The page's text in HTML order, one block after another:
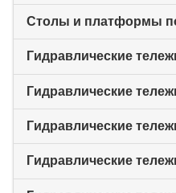
Столы и платформы
Гидравлические
Гидравлические
Гидравлические